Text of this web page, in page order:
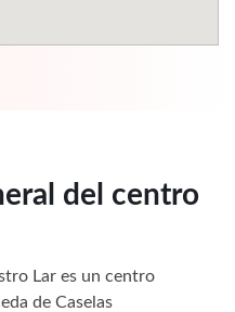
del centro
Lar es un centro
de Caselas